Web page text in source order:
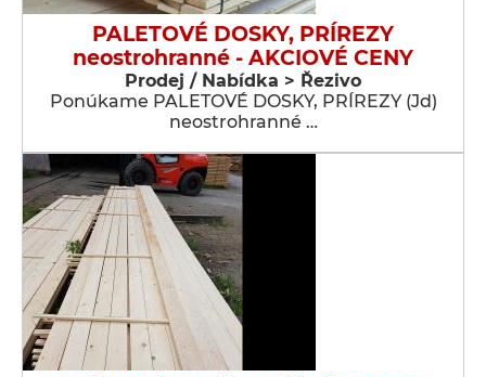
PALETOVÉ DOSKY, PRÍREZY
neostrohranné - AKCIOVÉ CENY
Prodej / Nabídka > Řezivo
Ponúkame PALETOVÉ DOSKY, PRÍREZY (Jd)
neostrohranné …